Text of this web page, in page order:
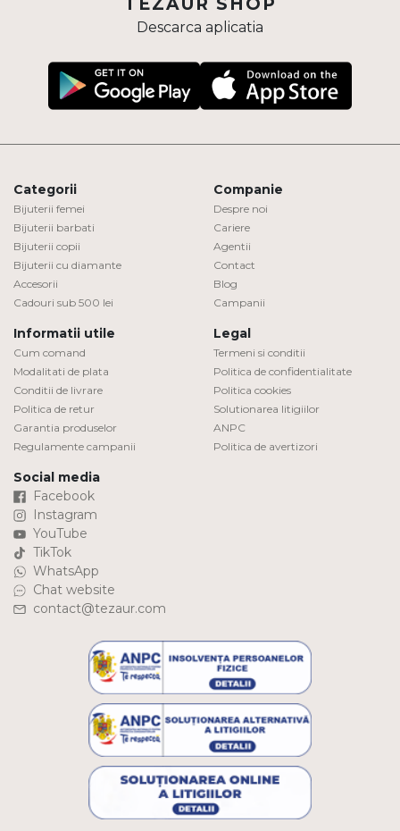
Descarca aplicatia
Categorii
Bijuterii femei
Bijuterii barbati
Bijuterii copii
Bijuterii cu diamante
Accesorii
Cadouri sub 500 lei
Companie
Despre noi
Cariere
Agentii
Contact
Blog
Campanii
Informatii utile
Cum comand
Modalitati de plata
Conditii de livrare
Politica de retur
Garantia produselor
Regulamente campanii
Legal
Termeni si conditii
Politica de confidentialitate
Politica cookies
Solutionarea litigiilor
ANPC
Politica de avertizori
Social media
Facebook
Instagram
YouTube
TikTok
WhatsApp
Chat website
contact@tezaur.com